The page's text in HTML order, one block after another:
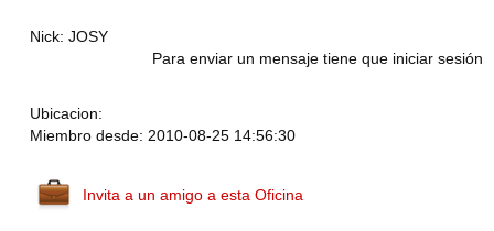
Nick: JOSY
Para enviar un mensaje tiene que iniciar sesión
Ubicacion:
Miembro desde: 2010-08-25 14:56:30
Invita a un amigo a esta Oficina